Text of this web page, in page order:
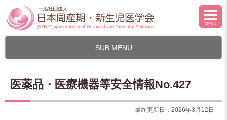
SUB MENU
医薬品・医療機器等安全情報No.427
最終更新日：2026年3月12日